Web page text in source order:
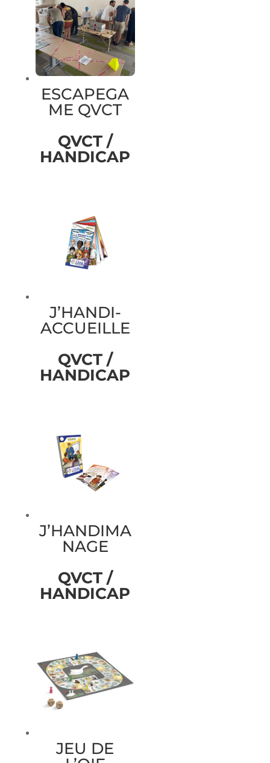
ESCAPEGA
ME QVCT
QVCT /
HANDICAP
J’HANDI-
ACCUEILLE
QVCT /
HANDICAP
J’HANDIMA
NAGE
QVCT /
HANDICAP
JEU DE